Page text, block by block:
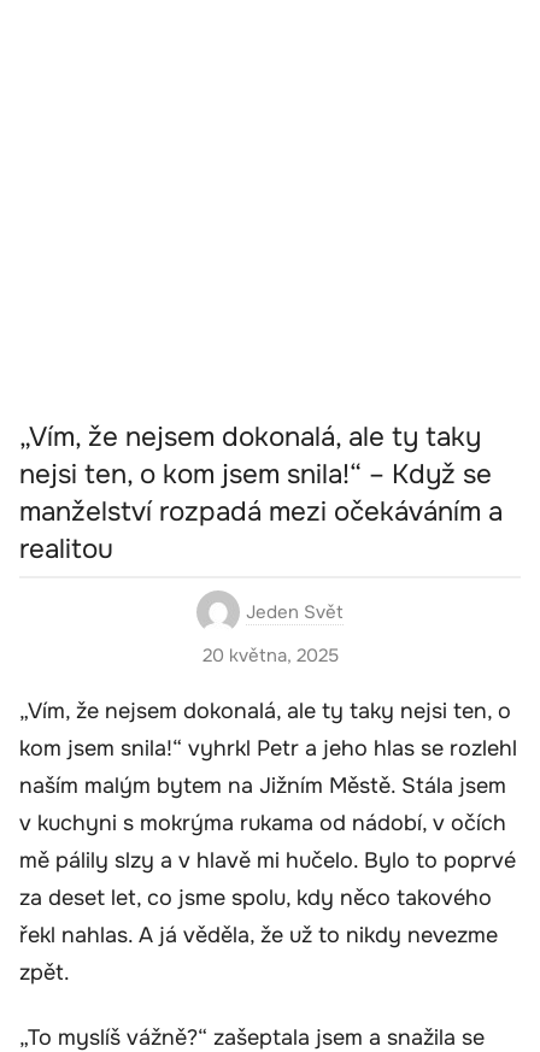
„Vím, že nejsem dokonalá, ale ty taky
nejsi ten, o kom jsem snila!“ – Když se
manželství rozpadá mezi očekáváním a
realitou
Jeden Svět
20 května, 2025
„Vím, že nejsem dokonalá, ale ty taky nejsi ten, o
kom jsem snila!“ vyhrkl Petr a jeho hlas se rozlehl
naším malým bytem na Jižním Městě. Stála jsem
v kuchyni s mokrýma rukama od nádobí, v očích
mě pálily slzy a v hlavě mi hučelo. Bylo to poprvé
za deset let, co jsme spolu, kdy něco takového
řekl nahlas. A já věděla, že už to nikdy nevezme
zpět.
„To myslíš vážně?“ zašeptala jsem a snažila se